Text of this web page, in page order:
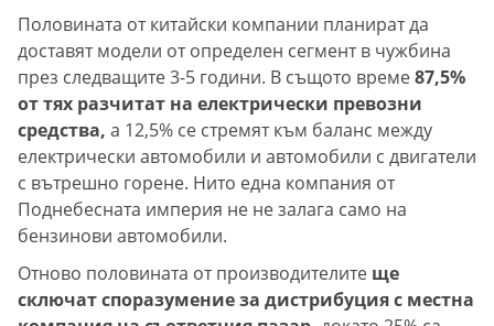
Половината от китайски компании планират да
доставят модели от определен сегмент в чужбина
през следващите 3-5 години. В същото време87,5%
от тях разчитат на електрически превозни
средства, а 12,5% се стремят към баланс между
електрически автомобили и автомобили с двигатели
с вътрешно горене. Нито една компания от
Поднебесната империя не не залага само на
бензинови автомобили.
Отново половината от производителите ще
сключат споразумение за дистрибуция с местна